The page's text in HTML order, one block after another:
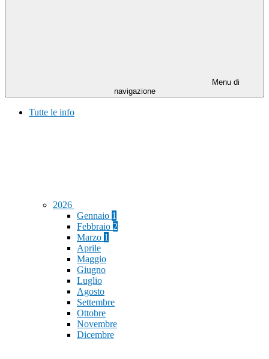
Menu di
navigazione
Tutte le info
2026
Gennaio 1
Febbraio 2
Marzo 1
Aprile
Maggio
Giugno
Luglio
Agosto
Settembre
Ottobre
Novembre
Dicembre